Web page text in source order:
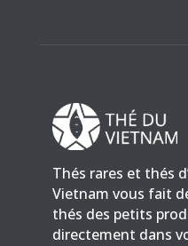
Thés rares et thés
Vietnam vous fait
thés des petits
directement dans